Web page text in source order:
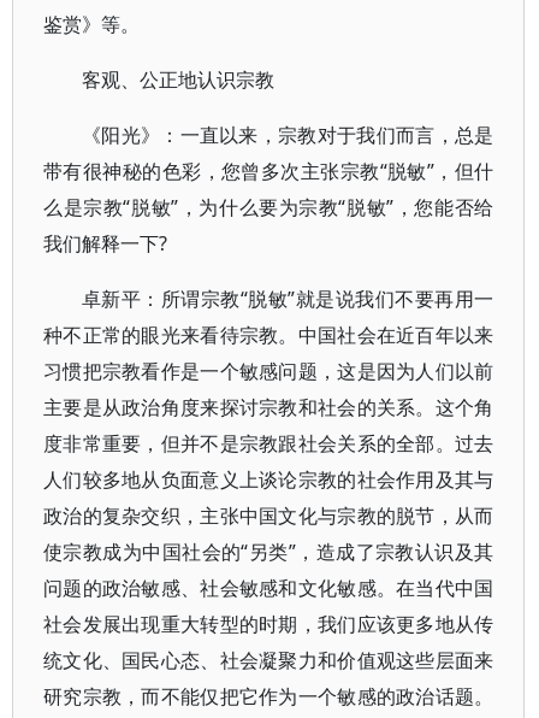
鉴赏》等。
客观、公正地认识宗教
《阳光》：一直以来，宗教对于我们而言，总是
带有很神秘的色彩，您曾多次主张宗教“脱敏”，但什
么是宗教“脱敏”，为什么要为宗教“脱敏”，您能否给
我们解释一下?
卓新平：所谓宗教“脱敏”就是说我们不要再用一
种不正常的眼光来看待宗教。中国社会在近百年以来
习惯把宗教看作是一个敏感问题，这是因为人们以前
主要是从政治角度来探讨宗教和社会的关系。这个角
度非常重要，但并不是宗教跟社会关系的全部。过去
人们较多地从负面意义上谈论宗教的社会作用及其与
政治的复杂交织，主张中国文化与宗教的脱节，从而
使宗教成为中国社会的“另类”，造成了宗教认识及其
问题的政治敏感、社会敏感和文化敏感。在当代中国
社会发展出现重大转型的时期，我们应该更多地从传
统文化、国民心态、社会凝聚力和价值观这些层面来
研究宗教，而不能仅把它作为一个敏感的政治话题。